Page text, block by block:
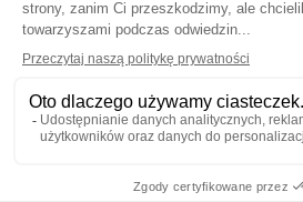
Capitale sociale: Euro 10.400,00 i.v.
Contatti
info@industriale.it
PEC:industriale@pec.industriale.it
02 8969 3116
Polityka prywatności - Pliki cookie |